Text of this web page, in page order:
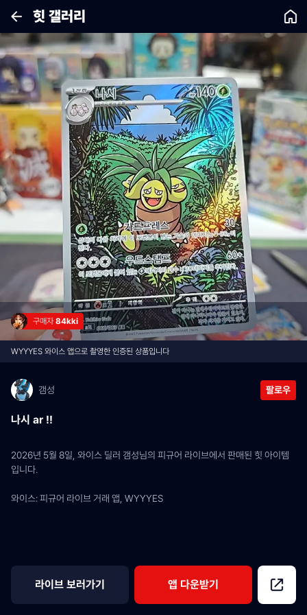
힛 갤러리
구매자 84kki
WYYYES 와이스 앱으로 촬영한 인증된 상품입니다
갬성 팔로우
나시 ar !!
2026년 5월 8일, 와이스 딜러 갬성님의 피규어 라이브에서 판매된 힛 아이템
입니다.
와이스: 피규어 라이브 거래 앱, WYYYES
라이브 보러가기 앱 다운받기